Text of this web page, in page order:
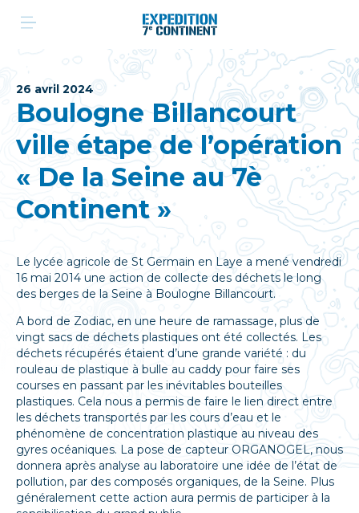
26 avril 2024
Boulogne Billancourt
ville étape de l’opération
« De la Seine au 7è
Continent »
Le lycée agricole de St Germain en Laye a mené vendredi
16 mai 2014 une action de collecte des déchets le long
des berges de la Seine à Boulogne Billancourt.
A bord de Zodiac, en une heure de ramassage, plus de
vingt sacs de déchets plastiques ont été collectés. Les
déchets récupérés étaient d’une grande variété : du
rouleau de plastique à bulle au caddy pour faire ses
courses en passant par les inévitables bouteilles
plastiques. Cela nous a permis de faire le lien direct entre
les déchets transportés par les cours d’eau et le
phénomène de concentration plastique au niveau des
gyres océaniques. La pose de capteur ORGANOGEL, nous
donnera après analyse au laboratoire une idée de l’état de
pollution, par des composés organiques, de la Seine. Plus
généralement cette action aura permis de participer à la